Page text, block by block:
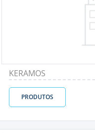
KERAMOS
PRODUTOS